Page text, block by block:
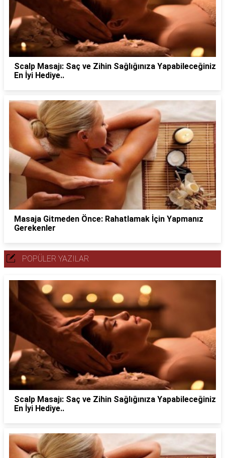
Scalp Masajı: Saç ve Zihin Sağlığınıza Yapabileceğiniz
En İyi Hediye..
Masaja Gitmeden Önce: Rahatlamak İçin Yapmanız
Gerekenler
POPÜLER YAZILAR
Scalp Masajı: Saç ve Zihin Sağlığınıza Yapabileceğiniz
En İyi Hediye..